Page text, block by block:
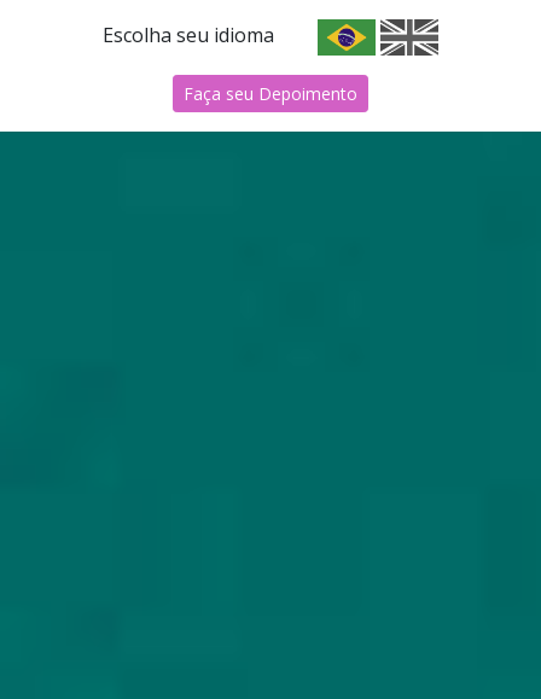
Escolha seu idioma
Faça seu Depoimento